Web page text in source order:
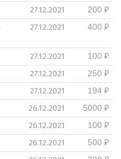
27.12.2021
200 ₽
27.12.2021 400 ₽
27.12.2021
100 ₽
27.12.2021
250 ₽
27.12.2021
194 ₽
26.12.2021
5000 ₽
26.12.2021
100 ₽
26.12.2021
500 ₽